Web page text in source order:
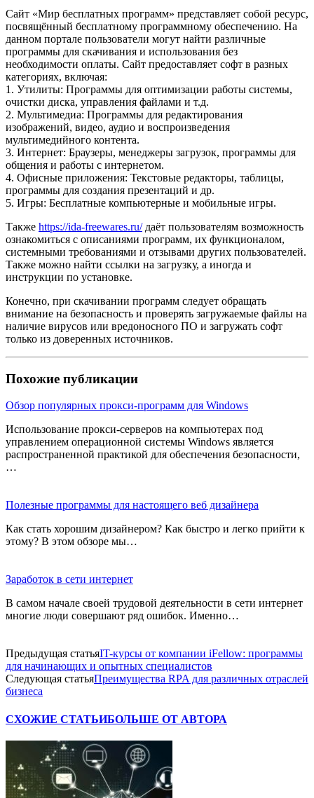
Сайт «Мир бесплатных программ» представляет собой ресурс,
посвящённый бесплатному программному обеспечению. На
данном портале пользователи могут найти различные
программы для скачивания и использования без
необходимости оплаты. Сайт предоставляет софт в разных
категориях, включая:
1. Утилиты: Программы для оптимизации работы системы,
очистки диска, управления файлами и т.д.
2. Мультимедиа: Программы для редактирования
изображений, видео, аудио и воспроизведения
мультимедийного контента.
3. Интернет: Браузеры, менеджеры загрузок, программы для
общения и работы с интернетом.
4. Офисные приложения: Текстовые редакторы, таблицы,
программы для создания презентаций и др.
5. Игры: Бесплатные компьютерные и мобильные игры.
Также https://ida-freewares.ru/даёт пользователям возможность
ознакомиться с описаниями программ, их функционалом,
системными требованиями и отзывами других пользователей.
Также можно найти ссылки на загрузку, а иногда и
инструкции по установке.
Конечно, при скачивании программ следует обращать
внимание на безопасность и проверять загружаемые файлы на
наличие вирусов или вредоносного ПО и загружать софт
только из доверенных источников.
Похожие публикации
Обзор популярных прокси-программ для Windows
Использование прокси-серверов на компьютерах под
управлением операционной системы Windows является
распространенной практикой для обеспечения безопасности,
…
Полезные программы для настоящего веб дизайнера
Как стать хорошим дизайнером? Как быстро и легко прийти к
этому? В этом обзоре мы…
Заработок в сети интернет
В самом начале своей трудовой деятельности в сети интернет
многие люди совершают ряд ошибок. Именно…
Предыдущая статьяIT-курсы от компании iFellow: программы
для начинающих и опытных специалистов
Следующая статьяПреимущества RPA для различных отраслей
бизнеса
СХОЖИЕ СТАТЬИБОЛЬШЕ ОТ АВТОРА